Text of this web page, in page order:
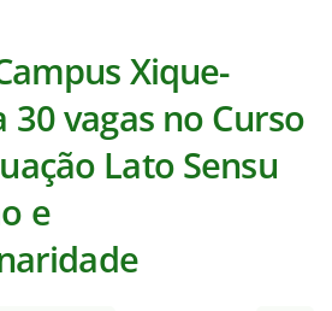
Xique-
vagas no Curso
Lato Sensu
e